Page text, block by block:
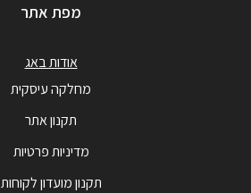
מפת אתר
אודות באג
מחלקה עיסקית
תקנון אתר
מדיניות פרטיות
תקנון מועדון לקוחות